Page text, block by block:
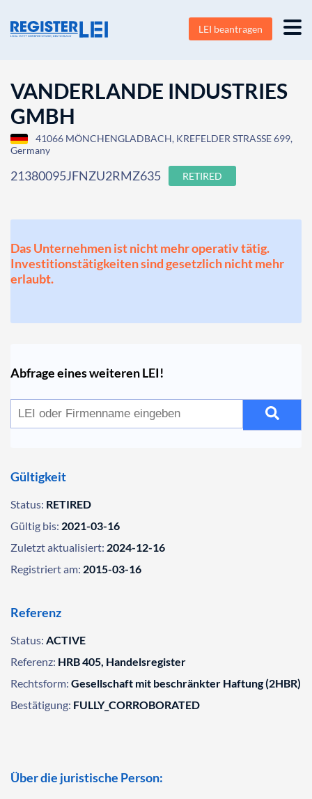
LEI beantragen
VANDERLANDE INDUSTRIES
GMBH
41066 MÖNCHENGLADBACH, KREFELDER STRASSE 699,
Germany
21380095JFNZU2RMZ635 RETIRED
Das Unternehmen ist nicht mehr operativ tätig.
Investitionstätigkeiten sind gesetzlich nicht mehr
erlaubt.
Abfrage eines weiteren LEI!
Gültigkeit
Status: RETIRED
Gültig bis: 2021-03-16
Zuletzt aktualisiert: 2024-12-16
Registriert am: 2015-03-16
Referenz
Status: ACTIVE
Referenz: HRB 405, Handelsregister
Rechtsform: Gesellschaft mit beschränkter Haftung (2HBR)
Bestätigung: FULLY_CORROBORATED
Über die juristische Person: